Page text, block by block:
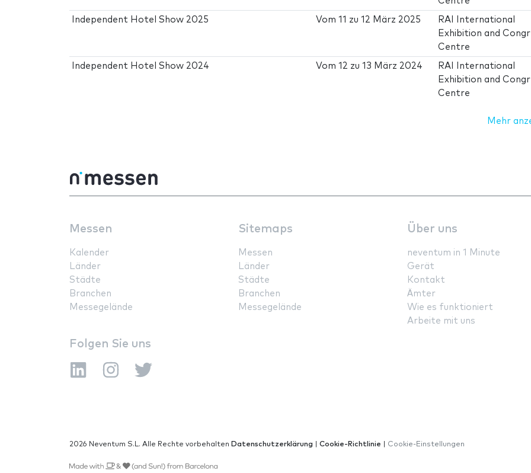
Independent Hotel Show 2025 Vom11 zu12 März 2025
RAI International
Exhibition and
Centre
Independent Hotel Show 2024 Vom12 zu13 März 2024
RAI International
Exhibition and
Centre
Mehr
Messen
Kalender
Länder
Städte
Branchen
Messegelände
Sitemaps
Messen
Länder
Städte
Branchen
Messegelände
Über uns
neventum in 1 Minute
Gerät
Kontakt
Ämter
Wie es funktioniert
Arbeite mit uns
Folgen Sie uns
2026 Neventum S.L. Alle Rechte vorbehalten Datenschutzerklärung Cookie-Richtlinie Cookie-Einstellungen